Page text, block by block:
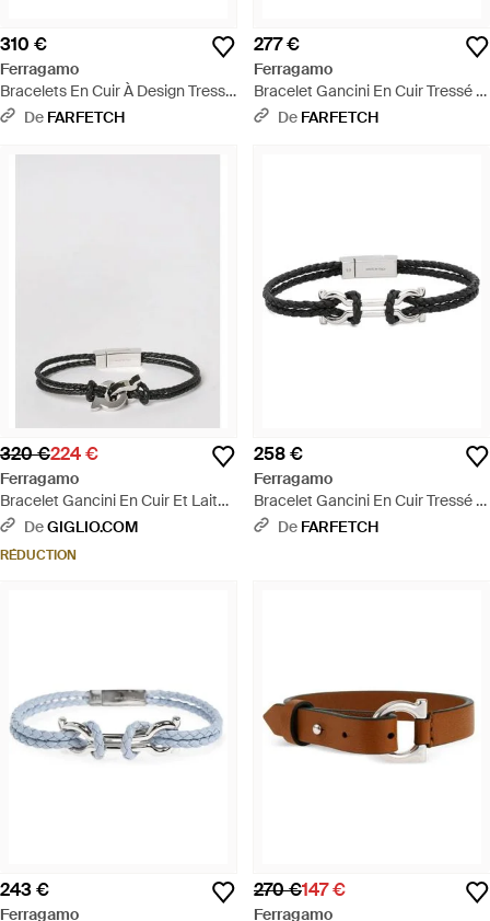
310 €
Ferragamo
Bracelets En Cuir À Design Tressé
Gancini - Blanc
De FARFETCH
277 €
Ferragamo
Bracelet Gancini En Cuir Tressé -
NoirDe FARFETCH
320 €224 €
Ferragamo
Bracelet Gancini En Cuir Et Laiton
- Blanc
DeGIGLIO.COM
RÉDUCTION
258 €
Ferragamo
Bracelet Gancini En Cuir Tressé -
Blanc
De FARFETCH
243 €
Ferragamo
270 €147 €
Ferragamo